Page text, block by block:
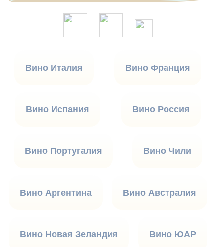
Вино Италия Вино Франция
Вино Испания Вино Россия
Вино Португалия Вино Чили
Вино Аргентина Вино Австралия
Вино Новая Зеландия Вино ЮАР